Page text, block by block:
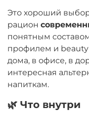
Это хороший выбор
рацион
понятным
профилем и
дома, в офисе, в
интересная
напиткам.
🌿 Что внутри